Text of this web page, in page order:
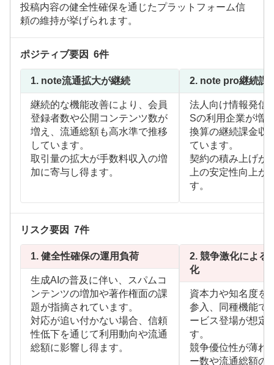
投稿内容の健全性確保を通じたプラットフォーム信
頼の維持が挙げられます。
ポジティブ要因 6件
1. note流通拡大が継続
継続的な機能改善により、会員
登録者数や公開コンテンツ数が
増え、流通総額も高水準で推移
しています。
取引量の拡大が手数料収入の増
加に寄与し得ます。
2. note pro継続課
法人向け情報発信
Sの利用企業が増
換算の継続課金収
ています。
契約の積み上げが
上の安定性向上が
す。
リスク要因 7件
1. 健全性確保の運用負荷
生成AIの普及に伴い、スパムコ
ンテンツの増加や著作権面の課
題が指摘されています。
対応が追い付かない場合、信頼
性低下を通じて利用動向や流通
総額に影響し得ます。
2. 競争激化による
化
資本力や知名度を
参入、同種機能で
ービス登場が想定
す。
競争優位性が薄れ
ー数や流通総額の